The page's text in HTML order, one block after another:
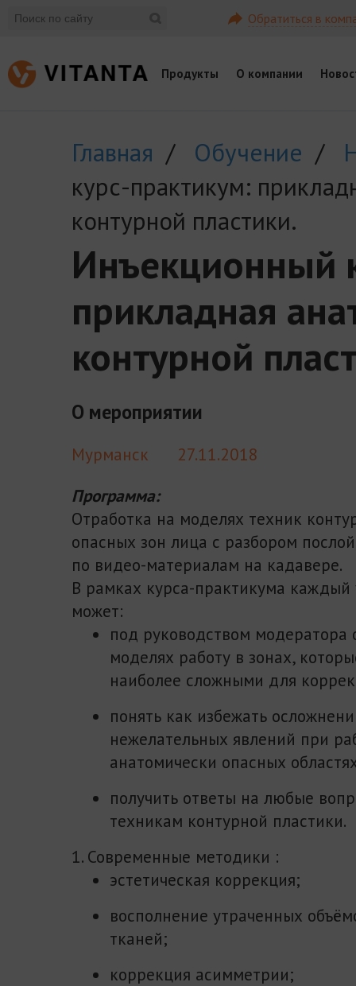
Обратиться в
Продукты О компании
Главная / Обучение /
курс-практикум:
контурной пластики.
Инъекционный
прикладная
контурной
О мероприятии
Мурманск
27.11.2018
Программа:
Отработка на моделях техник
опасных зон лица с разбором
по видео-материалам на кадавере.
В рамках курса-практикума каждый
может:
под руководством модератора
моделях работу в зонах,
наиболее сложными для
понять как избежать
нежелательных явлений при
анатомически опасных
получить ответы на любые
техникам контурной пластики.
1. Современные методики :
эстетическая коррекция;
восполнение утраченных
тканей;
коррекция асимметрии;